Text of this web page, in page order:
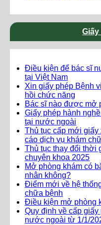
Giấy
Điều kiện để bác sĩ
tại Việt Nam
Xin giấy phép Bệnh
hồi chức năng
Bác sĩ nào được mở
Giấy phép hành
tại nước ngoài
Thủ tục cấp mới giấy
cáo dịch vụ khám
Thủ tục thay đổi thời
chuyên khoa 2025
Mở phòng khám có
nhân không?
Điểm mới về hệ
chữa bệnh
Điều kiện mở phòng
Quy định về cấp
nước ngoài từ 1/1/